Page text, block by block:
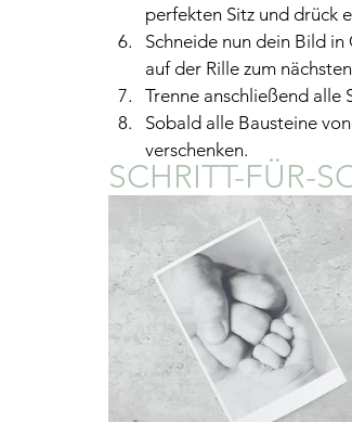
perfekten Sitz und drück
Schneide nun dein Bild
auf der Rille zum
Trenne anschließend alle
Sobald alle Bausteine
verschenken.
SCHRITT-FÜR-